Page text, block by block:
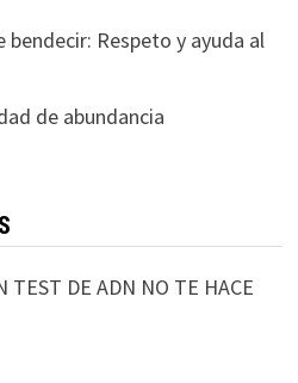
bendecir: Respeto y ayuda al
de abundancia
DE ADN NO TE HACE